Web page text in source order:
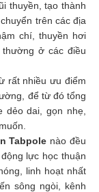
thuyền, tạo thành
trên các địa
chí, thuyền hơi
thường ở các điều
rất nhiều ưu điểm
để từ đó tổng
dẻo dai, gọn nhẹ,
Tabpole nào đều
lực học thuận
linh hoạt nhất
sông ngòi, kênh